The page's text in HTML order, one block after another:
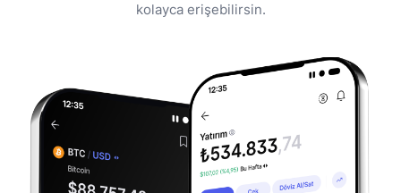
kolayca erişebilirsin.